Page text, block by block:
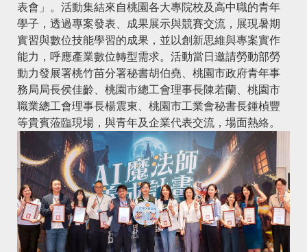
表會」。活動集結來自桃園各大專院校及高中職的青年
學子，透過專案發表、成果展示與競賽交流，展現暑期
實習與數位技能學習的成果，並以創新思維與專案實作
能力，呼應產業數位轉型需求。活動當日邀請勞動部勞
動力發展署桃竹苗分署秘書胡伯堯、桃園市政府青年事
務局局長侯佳齡、桃園市總工會理事長陳若蘭、桃園市
職業總工會理事長楊震東、桃園市工業會秘書長鍾楨豐
等貴賓蒞臨現場，與青年及企業代表交流，場面熱絡。